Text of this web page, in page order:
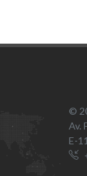
©
Av.
E-